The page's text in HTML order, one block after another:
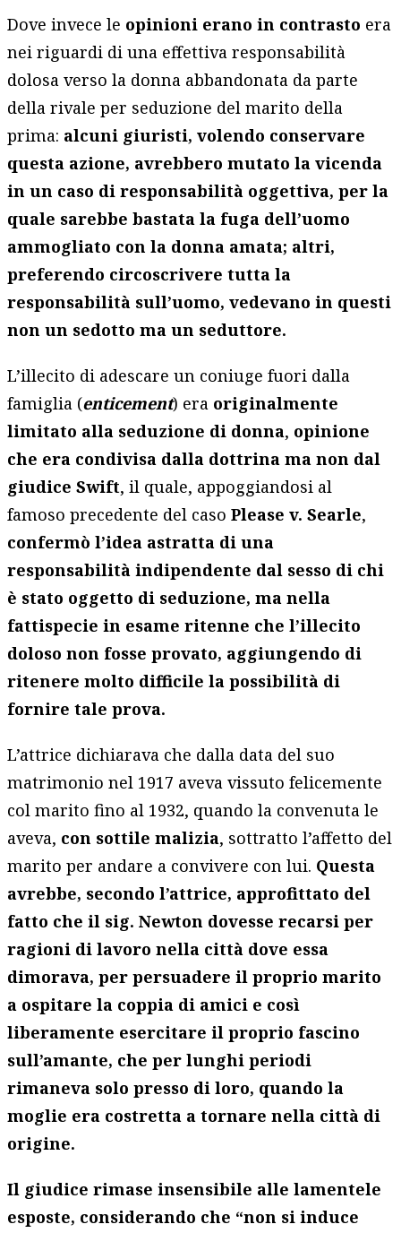
Dove invece le opinioni erano in contrasto era
nei riguardi di una effettiva responsabilità
dolosa verso la donna abbandonata da parte
della rivale per seduzione del marito della
prima: alcuni giuristi, volendo conservare
questa azione, avrebbero mutato la vicenda
in un caso di responsabilità oggettiva, per la
quale sarebbe bastata la fuga dell’uomo
ammogliato con la donna amata; altri,
preferendo circoscrivere tutta la
responsabilità sull’uomo, vedevano in questi
non un sedotto ma un seduttore.
L’illecito di adescare un coniuge fuori dalla
famiglia (enticement) era originalmente
limitato alla seduzione di donna, opinione
che era condivisa dalla dottrina ma non dal
giudice Swift, il quale, appoggiandosi al
famoso precedente del caso Please v. Searle,
confermò l’idea astratta di una
responsabilità indipendente dal sesso di chi
è stato oggetto di seduzione, ma nella
fattispecie in esame ritenne che l’illecito
doloso non fosse provato, aggiungendo di
ritenere molto difficile la possibilità di
fornire tale prova.
L’attrice dichiarava che dalla data del suo
matrimonio nel 1917 aveva vissuto felicemente
col marito fino al 1932, quando la convenuta le
aveva, con sottile malizia, sottratto l’affetto del
marito per andare a convivere con lui. Questa
avrebbe, secondo l’attrice, approfittato del
fatto che il sig. Newton dovesse recarsi per
ragioni di lavoro nella città dove essa
dimorava, per persuadere il proprio marito
a ospitare la coppia di amici e così
liberamente esercitare il proprio fascino
sull’amante, che per lunghi periodi
rimaneva solo presso di loro, quando la
moglie era costretta a tornare nella città di
origine.
Il giudice rimase insensibile alle lamentele
esposte, considerando che “non si induce